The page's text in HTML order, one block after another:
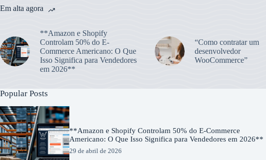
Em alta agora
**Amazon e Shopify
Controlam 50% do E-
Commerce Americano: O Que
Isso Significa para Vendedores
em 2026**
“Como contratar um
desenvolvedor
WooCommerce”
Popular Posts
**Amazon e Shopify Controlam 50% do E-Commerce
Americano: O Que Isso Significa para Vendedores em 2026**
29 de abril de 2026